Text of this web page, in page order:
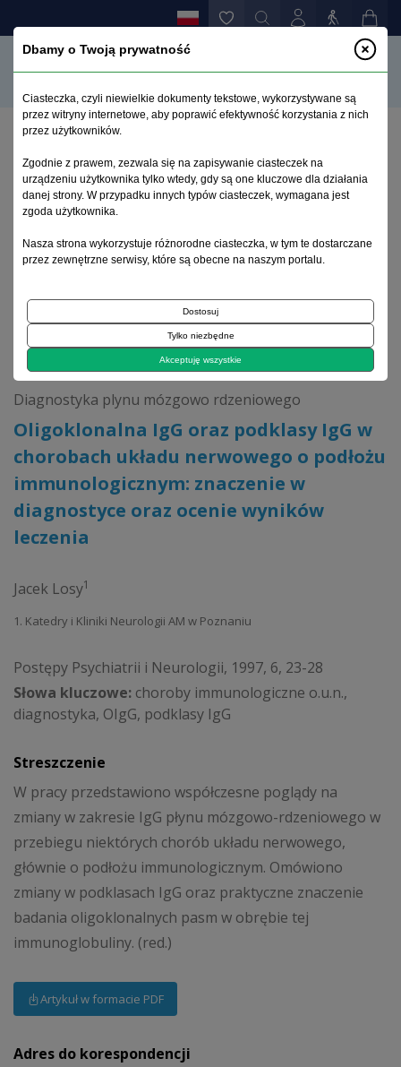
Oligoklonalna IgG oraz podklasy IgG w chorobach
układu nerwowego o podłożu immunologicznym:
znaczenie w diagnostyce oraz ocenie wyników
leczenia
1997, tom 6, zeszyt 1
Diagnostyka plynu mózgowo rdzeniowego
Oligoklonalna IgG oraz podklasy IgG w
chorobach układu nerwowego o podłożu
immunologicznym: znaczenie w
diagnostyce oraz ocenie wyników
leczenia
Jacek Losy1
1. Katedry i Kliniki Neurologii AM w Poznaniu
Postępy Psychiatrii i Neurologii, 1997, 6, 23-28
Słowa kluczowe: choroby immunologiczne o.u.n.,
diagnostyka, OIgG, podklasy IgG
Streszczenie
W pracy przedstawiono współczesne poglądy na
zmiany w zakresie IgG płynu mózgowo-rdzeniowego w
przebiegu niektórych chorób układu nerwowego,
głównie o podłożu immunologicznym. Omówiono
zmiany w podklasach IgG oraz praktyczne znaczenie
badania oligoklonalnych pasm w obrębie tej
immunoglobuliny. (red.)
Artykuł w formacie PDF
Adres do korespondencji
Dbamy o Twoją prywatność
Ciasteczka, czyli niewielkie dokumenty tekstowe, wykorzystywane są
przez witryny internetowe, aby poprawić efektywność korzystania z nich
przez użytkowników.
Zgodnie z prawem, zezwala się na zapisywanie ciasteczek na
urządzeniu użytkownika tylko wtedy, gdy są one kluczowe dla działania
danej strony. W przypadku innych typów ciasteczek, wymagana jest
zgoda użytkownika.
Nasza strona wykorzystuje różnorodne ciasteczka, w tym te dostarczane
przez zewnętrzne serwisy, które są obecne na naszym portalu.
Dostosuj
Tylko niezbędne
Akceptuję wszystkie